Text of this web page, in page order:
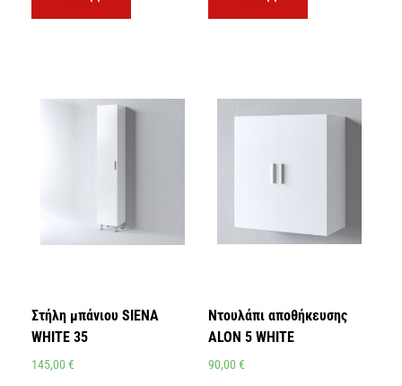
Στήλη μπάνιου SIENA
WHITE 35
145,00 €
Ντουλάπι αποθήκευσης
ALON 5 WHITE
90,00 €